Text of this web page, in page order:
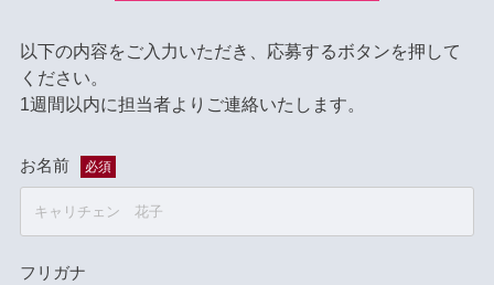
以下の内容をご入力いただき、応募するボタンを押して
ください。
1週間以内に担当者よりご連絡いたします。
お名前 必須
フリガナ